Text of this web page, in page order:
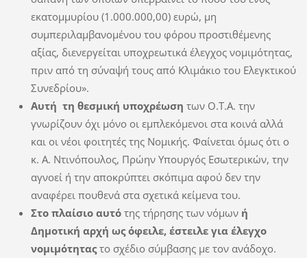
εκατομμυρίου (1.000.000,00) ευρώ, μη
συμπεριλαμβανομένου του φόρου προστιθέμενης
αξίας, διενεργείται υποχρεωτικά έλεγχος νομιμότητας,
πριν από τη σύναψή τους από Κλιμάκιο του Ελεγκτικού
Συνεδρίου».
Αυτή τη θεσμική υποχρέωση των Ο.Τ.Α. την
γνωρίζουν όχι μόνο οι εμπλεκόμενοι στα κοινά αλλά
και οι νέοι φοιτητές της Νομικής. Φαίνεται όμως ότι ο
κ. Α. Ντινόπουλος, Πρώην Υπουργός Εσωτερικών, την
αγνοεί ή την αποκρύπτει σκόπιμα αφού δεν την
αναφέρει πουθενά στα σχετικά κείμενα του.
Στο πλαίσιο αυτότης τήρησης των νόμων ή
Δημοτική αρχή ως όφειλε, έστειλε για έλεγχο
νομιμότηταςτο σχέδιο σύμβασης με τον ανάδοχο.